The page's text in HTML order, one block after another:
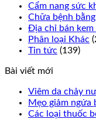
Cẩm nang sức
Chữa bệnh
Địa chỉ bán kem
Phân loại Khác
Tin tức (139)
Bài viết mới
Viêm da chảy
Mẹo giảm ngứa
Các loại thuốc